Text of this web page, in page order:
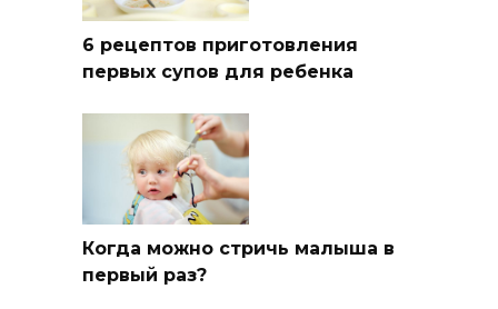
6 рецептов приготовления
первых супов для ребенка
Когда можно стричь малыша в
первый раз?